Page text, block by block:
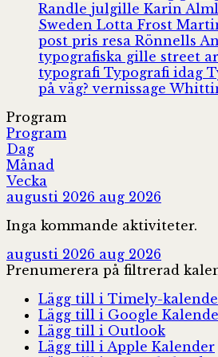
Randle julgille Karin
Sweden Lotta Frost
post pris resa Rönnells
typografiska gille street
typografi Typografi idag
på väg?vernissage
Program
Program
Dag
Månad
Vecka
augusti 2026 aug 2026
Inga kommande aktiviteter.
augusti 2026 aug 2026
Prenumerera på filtrerad
Lägg till i Timely-
Lägg till i Google
Lägg till i Outlook
Lägg till i Apple Kalender